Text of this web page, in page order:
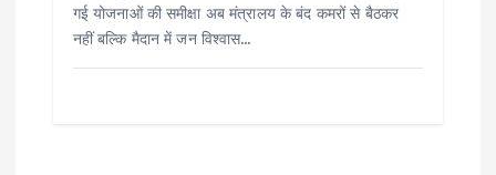
गई योजनाओं की समीक्षा अब मंत्रालय के बंद कमरों से बैठकर
नहीं बल्कि मैदान में जन विश्वास…